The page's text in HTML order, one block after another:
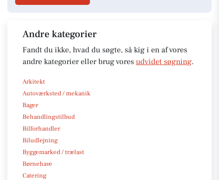
Andre kategorier
Fandt du ikke, hvad du søgte, så kig i en af vores
andre kategorier eller brug vores udvidet søgning.
Arkitekt
Autoværksted / mekanik
Bager
Behandlingstilbud
Bilforhandler
Biludlejning
Byggemarked / trælast
Børnehave
Catering